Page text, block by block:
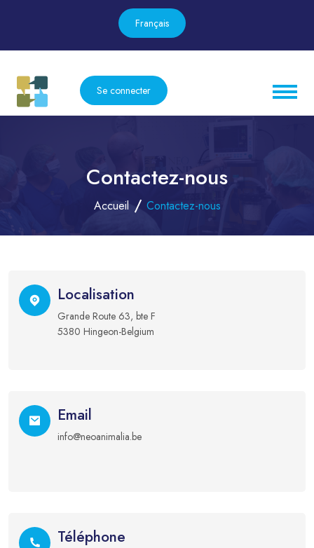
Français
Se connecter
Contactez-nous
Accueil Contactez-nous
Localisation
Grande Route 63, bte F
5380 Hingeon-Belgium
Email
info@neoanimalia.be
Téléphone